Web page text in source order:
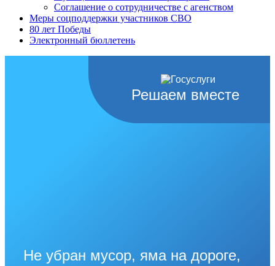
Соглашение о сотрудничестве с агенством
Меры соцподдержки участников СВО
80 лет Победы
Электронный бюллетень
Решаем вместе
Не убран мусор, яма на дороге,